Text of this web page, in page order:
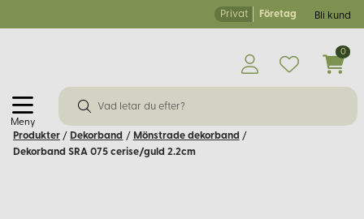
Privat Företag Bli kund
Meny
0
Produkter / Dekorband / Mönstrade dekorband /
Dekorband SRA 075 cerise/guld 2.2cm